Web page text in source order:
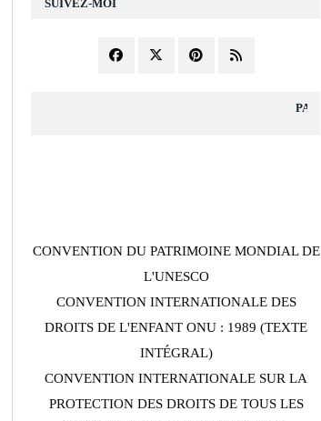
SUIVEZ-MOI
PAGES DIVERS
CONVENTION DU PATRIMOINE MONDIAL DE
L'UNESCO
CONVENTION INTERNATIONALE DES
DROITS DE L'ENFANT ONU : 1989 (TEXTE
INTÉGRAL)
CONVENTION INTERNATIONALE SUR LA
PROTECTION DES DROITS DE TOUS LES